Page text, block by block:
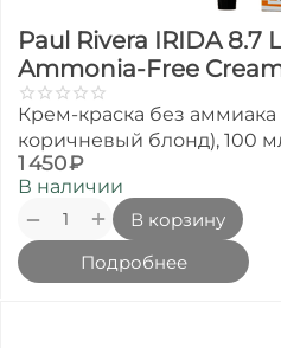
Paul Rivera IRIDA
Ammonia-Free
Крем-краска без
коричневый блонд), 100
1 450₽
В наличии
+
−
В корзину
Подробнее